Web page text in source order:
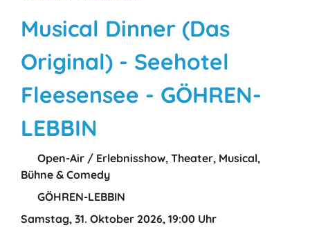
Musical Dinner (Das
Original) - Seehotel
Fleesensee - GÖHREN-
LEBBIN
Open-Air / Erlebnisshow, Theater, Musical,
Bühne & Comedy
GÖHREN-LEBBIN
Samstag, 31. Oktober 2026, 19:00 Uhr